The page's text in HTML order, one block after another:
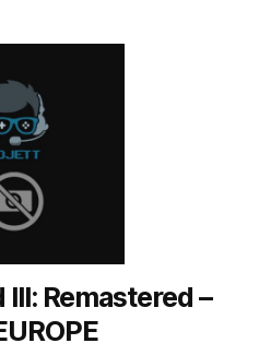
III: Remastered –